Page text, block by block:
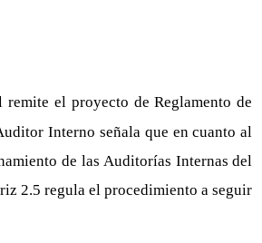
el proyecto de Reglamento de
Interno señala que en cuanto al
de las Auditorías Internas del
2.5 regula el procedimiento a seguir